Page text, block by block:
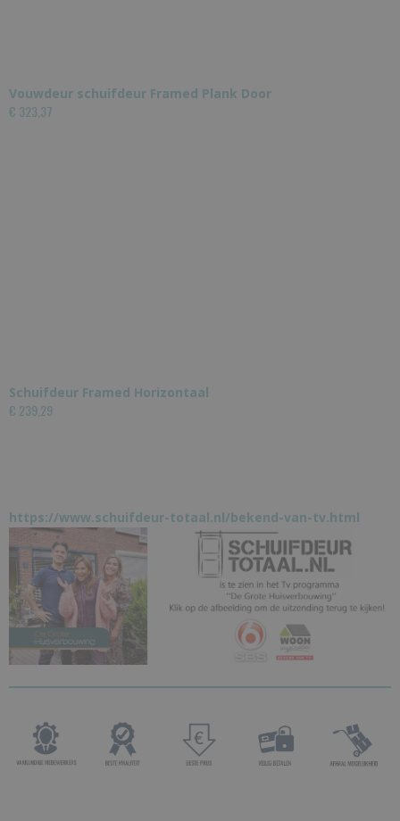
Vouwdeur schuifdeur Framed Plank Door
€ 323,37
Schuifdeur Framed Horizontaal
€ 239,29
https://www.schuifdeur-totaal.nl/bekend-van-tv.html